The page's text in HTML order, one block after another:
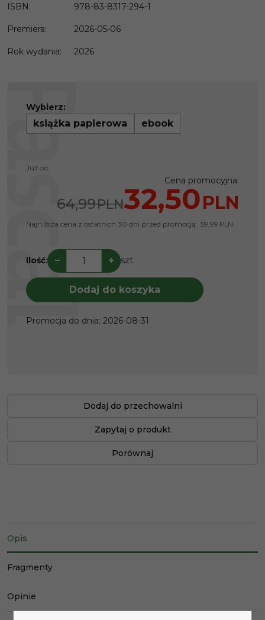
ISBN: 978-83-8317-294-1
Premiera: 2026-05-06
Rok wydania: 2026
Wybierz:
książka papierowa ebook
Już od:
Cena promocyjna:
64,99PLN32,50PLN
Najniższa cena z ostatnich 30 dni przed promocją: 59,99 PLN
Ilość: − + szt.
Dodaj do koszyka
Promocja do dnia: 2026-08-31
Dodaj do przechowalni
Zapytaj o produkt
Porównaj
Opis
Fragmenty
Opinie